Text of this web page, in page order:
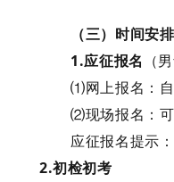
（三）时间安排
1.应征报名 （
⑴网上报名：
⑵现场报名：
应征报名提示：
2.初检初考